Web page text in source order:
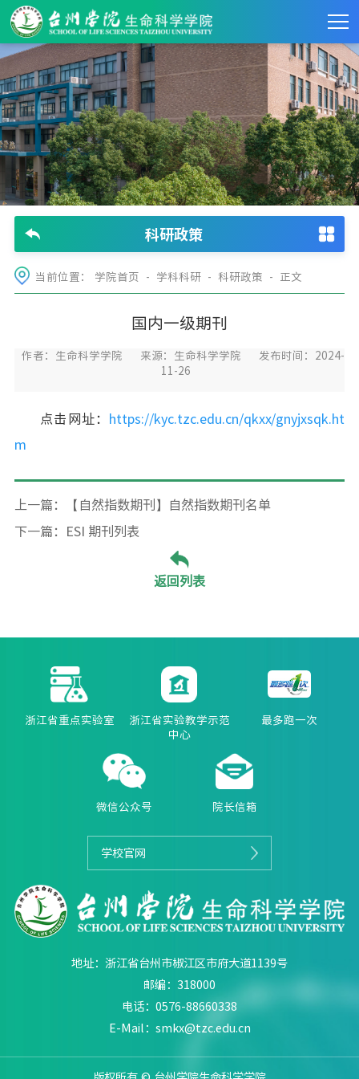
科研政策
当前位置： 学院首页 - 学科科研- 科研政策 - 正文
国内一级期刊
作者：生命科学学院 来源：生命科学学院
发布时间：2024-
11-26
点击网址：
https://kyc.tzc.edu.cn/qkxx/gnyjxsqk.ht
m
上一篇：【自然指数期刊】自然指数期刊名单
下一篇：ESI 期刊列表
返回列表
地址：浙江省台州市椒江区市府大道1139号
邮编：318000
电话：0576-88660338
E-Mail：smkx@tzc.edu.cn
浙江省重点实验室
浙江省实验教学示范
中心
最多跑一次
微信公众号 院长信箱
学校官网